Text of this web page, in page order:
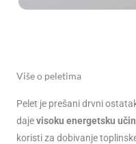
Više o peletima
Pelet je prešani drvni
dajevisoku energetsku
koristi za dobivanje